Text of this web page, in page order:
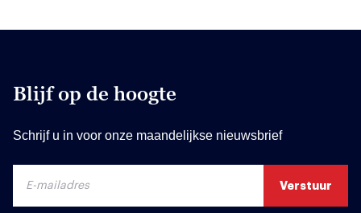
Blijf op de hoogte
Schrijf u in voor onze maandelijkse nieuwsbrief